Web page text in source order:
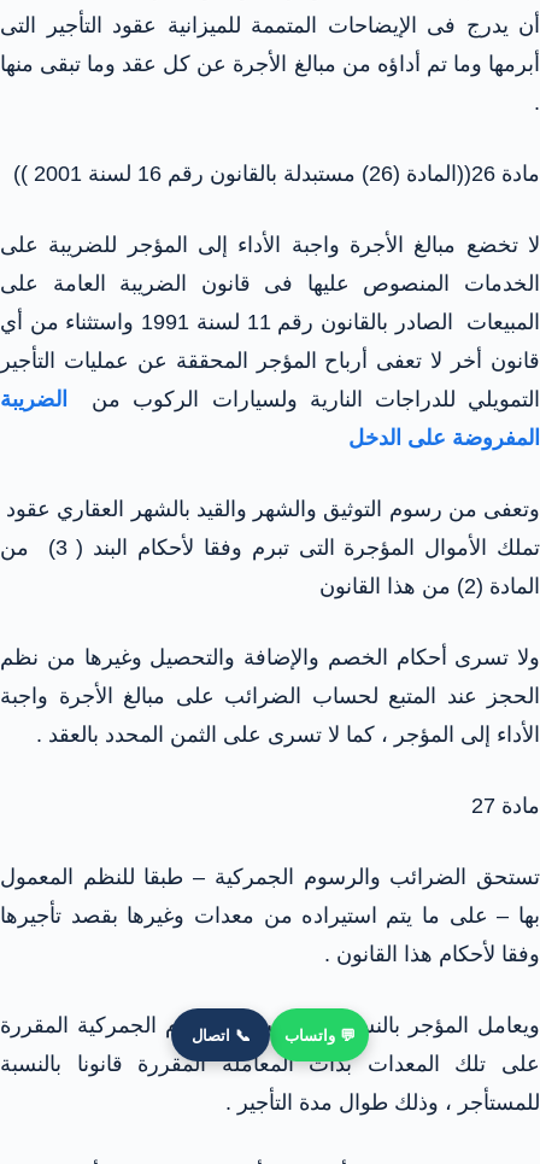
أن يدرج فى الإيضاحات المتممة للميزانية عقود التأجير التى
أبرمها وما تم أداؤه من مبالغ الأجرة عن كل عقد وما تبقى منها
.
مادة 26((المادة (26) مستبدلة بالقانون رقم 16 لسنة 2001 ))
لا تخضع مبالغ الأجرة واجبة الأداء إلى المؤجر للضريبة على
الخدمات المنصوص عليها فى قانون الضريبة العامة على
المبيعات الصادر بالقانون رقم 11 لسنة 1991 واستثناء من أي
قانون أخر لا تعفى أرباح المؤجر المحققة عن عمليات التأجير
التمويلي للدراجات النارية ولسيارات الركوب من
الضريبة
المفروضة على الدخل
وتعفى من رسوم التوثيق والشهر والقيد بالشهر العقاري عقود
تملك الأموال المؤجرة التى تبرم وفقا لأحكام البند ( 3) من
المادة (2) من هذا القانون
ولا تسرى أحكام الخصم والإضافة والتحصيل وغيرها من نظم
الحجز عند المتبع لحساب الضرائب على مبالغ الأجرة واجبة
الأداء إلى المؤجر ، كما لا تسرى على الثمن المحدد بالعقد .
مادة 27
تستحق الضرائب والرسوم الجمركية – طبقا للنظم المعمول
بها – على ما يتم استيراده من معدات وغيرها بقصد تأجيرها
وفقا لأحكام هذا القانون .
ويعامل المؤجر بالنسبة للضرائب والرسوم الجمركية المقررة
على تلك المعدات بذات المعاملة المقررة قانونا بالنسبة
للمستأجر ، وذلك طوال مدة التأجير .
💬 واتساب 📞 اتصال